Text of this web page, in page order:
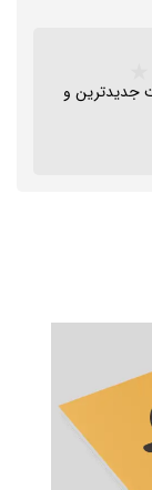
جدیدترین و